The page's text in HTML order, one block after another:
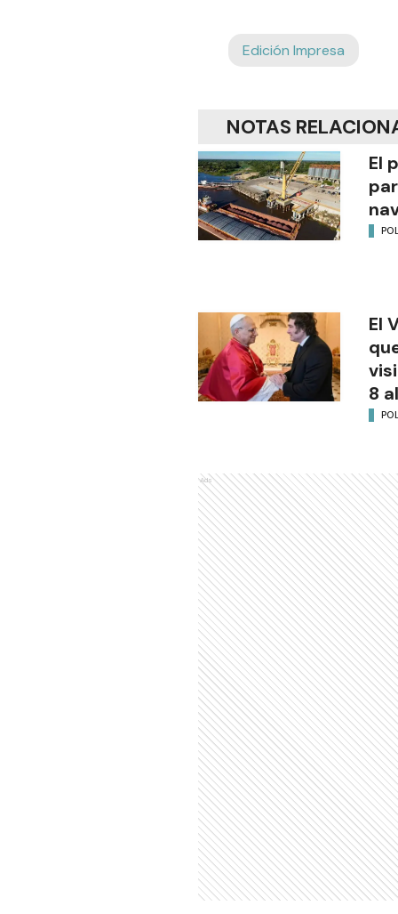
Edición Impresa
NOTAS
El
El
8
Ads